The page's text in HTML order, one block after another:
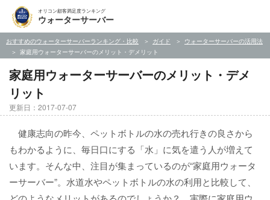
オリコン顧客満足度ランキング
ウォーターサーバー
おすすめのウォーターサーバーランキング・比較 ガイド
ウォーターサーバーの活用法
家庭用ウォーターサーバーのメリット・デメリット
家庭用ウォーターサーバーのメリット・デメ
リット
更新日：2017-07-07
健康志向の昨今、ペットボトルの水の売れ行きの良さから
もわかるように、毎日口にする「水」に気を遣う人が増えて
います。そんな中、注目が集まっているのが“家庭用ウォータ
ーサーバー”。水道水やペットボトルの水の利用と比較して、